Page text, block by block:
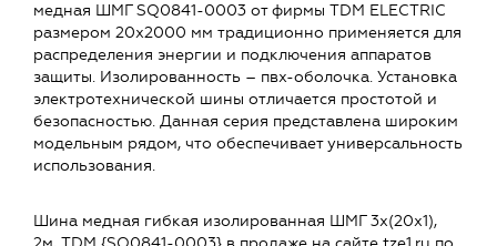
медная ШМГ SQ0841-0003 от фирмы TDM ELECTRIC
размером 20x2000 мм традиционно применяется для
распределения энергии и подключения аппаратов
защиты. Изолированность – пвх-оболочка. Установка
электротехнической шины отличается простотой и
безопасностью. Данная серия представлена широким
модельным рядом, что обеспечивает универсальность
использования.
Шина медная гибкая изолированная ШМГ 3х(20х1),